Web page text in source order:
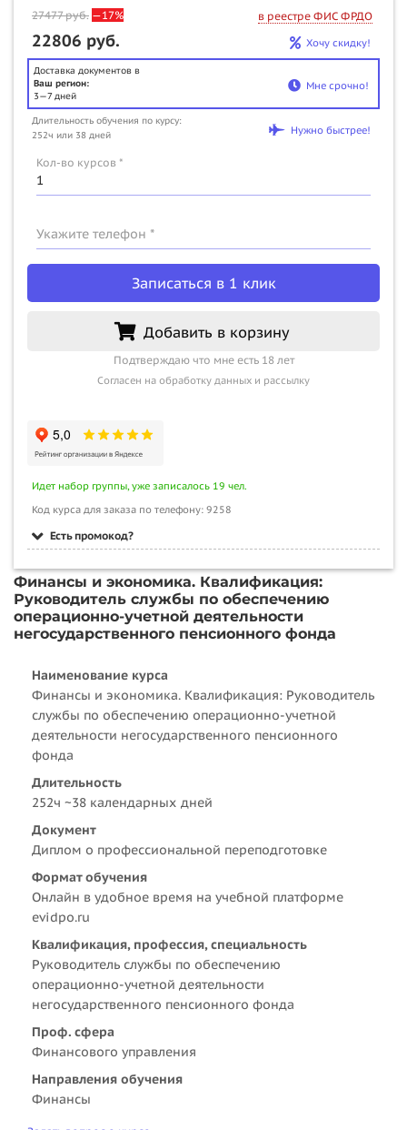
27477руб. —17% в реестре ФИС ФРДО
22806 руб. Хочу скидку!
Доставка документов в
Ваш регион:
3—7 дней
Мне срочно!
Длительность обучения по курсу:
252ч или 38 дней
Нужно быстрее!
Кол-во курсов *
Укажите телефон *
Записаться в 1 клик
Добавить в корзину
Подтверждаю что мне есть 18 лет
Согласен на обработку данных и рассылку
Идет набор группы, уже записалось 19 чел.
Код курса для заказа по телефону: 9258
Есть промокод?
Финансы и экономика. Квалификация:
Руководитель службы по обеспечению
операционно-учетной деятельности
негосударственного пенсионного фонда
Наименование курса
Финансы и экономика. Квалификация: Руководитель
службы по обеспечению операционно-учетной
деятельности негосударственного пенсионного
фонда
Длительность
252ч ~38 календарных дней
Документ
Диплом о профессиональной переподготовке
Формат обучения
Онлайн в удобное время на учебной платформе
evidpo.ru
Квалификация, профессия, специальность
Руководитель службы по обеспечению
операционно-учетной деятельности
негосударственного пенсионного фонда
Проф. сфера
Финансового управления
Направления обучения
Финансы